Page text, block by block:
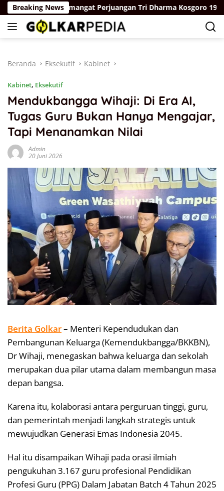
Langsung
ke
konten
Breaking News
Dengan Semangat Perjuangan Tri Dharma Kosgoro 1957
Beranda Eksekutif Kabinet
Kabinet, Eksekutif
Mendukbangga Wihaji: Di Era AI,
Tugas Guru Bukan Hanya Mengajar,
Tapi Menanamkan Nilai
Admin
20 Juni 2026
Berita Golkar– Menteri Kependudukan dan
Pembangunan Keluarga (Kemendukbangga/BKKBN),
Dr Wihaji, menegaskan bahwa keluarga dan sekolah
merupakan dua pilar utama dalam membangun masa
depan bangsa.
Karena itu, kolaborasi antara perguruan tinggi, guru,
dan pemerintah menjadi langkah strategis untuk
mewujudkan Generasi Emas Indonesia 2045.
Hal itu disampaikan Wihaji pada orasi ilmiah
pengukuhan 3.167 guru profesional Pendidikan
Profesi Guru (PPG) Dalam Jabatan Batch 4 Tahun 2025